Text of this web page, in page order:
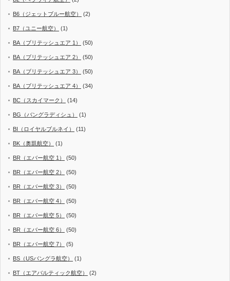
B6（ジェットブルー航空） (2)
B7（ユニー航空） (1)
BA（ブリテッシュエア 1） (50)
BA（ブリテッシュエア 2） (50)
BA（ブリテッシュエア 3） (50)
BA（ブリテッシュエア 4） (34)
BC（スカイマーク） (14)
BG（バングラディシュ） (1)
BI（ロイヤルブルネイ） (11)
BK（奥凱航空） (1)
BR（エバー航空 1） (50)
BR（エバー航空 2） (50)
BR（エバー航空 3） (50)
BR（エバー航空 4） (50)
BR（エバー航空 5） (50)
BR（エバー航空 6） (50)
BR（エバー航空 7） (5)
BS（USバングラ航空） (1)
BT（エアバルティック航空） (2)